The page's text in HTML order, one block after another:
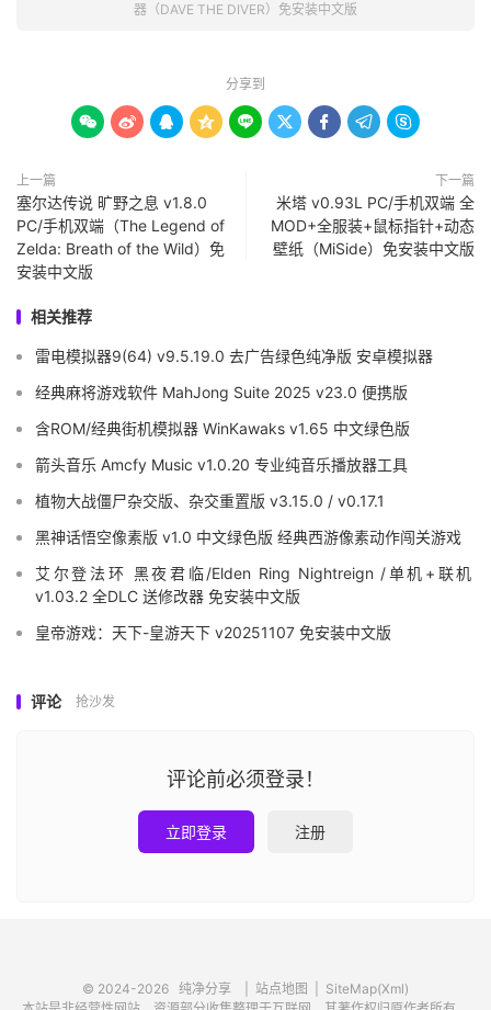
器（DAVE THE DIVER）免安装中文版
分享到
        
上一篇
塞尔达传说 旷野之息 v1.8.0
PC/手机双端（The Legend of
Zelda: Breath of the Wild）免
安装中文版
下一篇
米塔 v0.93L PC/手机双端 全
MOD+全服装+鼠标指针+动态
壁纸（MiSide）免安装中文版
相关推荐
雷电模拟器9(64) v9.5.19.0 去广告绿色纯净版 安卓模拟器
经典麻将游戏软件 MahJong Suite 2025 v23.0 便携版
含ROM/经典街机模拟器 WinKawaks v1.65 中文绿色版
箭头音乐 Amcfy Music v1.0.20 专业纯音乐播放器工具
植物大战僵尸杂交版、杂交重置版 v3.15.0 / v0.17.1
黑神话悟空像素版 v1.0 中文绿色版 经典西游像素动作闯关游戏
艾尔登法环 黑夜君临/Elden Ring Nightreign /单机+联机
v1.03.2 全DLC 送修改器 免安装中文版
皇帝游戏：天下-皇游天下 v20251107 免安装中文版
评论 抢沙发
评论前必须登录！
立即登录 注册
© 2024-2026 纯净分享 站点地图
SiteMap(Xml)